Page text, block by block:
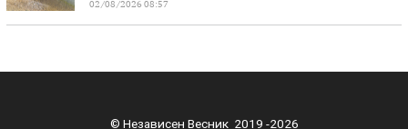
02/08/2026 08:57
© Независен Весник 2019 -2026